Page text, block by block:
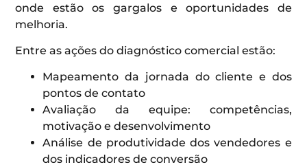
onde estão os gargalos e oportunidades de
melhoria.
Entre as ações do diagnóstico comercial estão:
Mapeamento da jornada do cliente e dos
pontos de contato
Avaliação da equipe: competências,
motivação e desenvolvimento
Análise de produtividade dos vendedores e
dos indicadores de conversão